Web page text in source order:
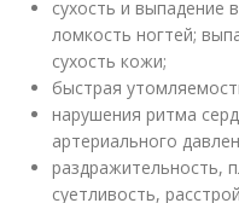
сухость и выпадение
ломкость ногтей;
сухость кожи;
быстрая
нарушения ритма
артериального
раздражительность,
суетливость,